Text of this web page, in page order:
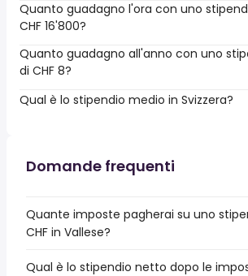
Quanto guadagno l'ora con uno
CHF 16'800?
Quanto guadagno all'anno con uno
di CHF 8?
Qual è lo stipendio medio in Svizzera?
Domande frequenti
Quante imposte pagherai su uno
CHF in Vallese?
Qual è lo stipendio netto dopo le